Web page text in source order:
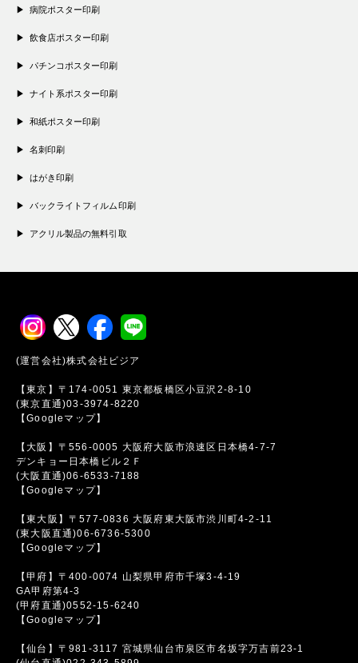
病院ポスター印刷
飲食店ポスター印刷
パチンコポスター印刷
ナイト系ポスター印刷
和紙ポスター印刷
名刺印刷
はがき印刷
バックライトフィルム印刷
アクリル製品の無料引取
(運営会社)株式会社ビジア
【東京】〒174-0051 東京都板橋区小豆沢2-8-10
(東京直通)03-3974-8220
【Googleマップ】
【大阪】〒556-0005 大阪府大阪市浪速区日本橋4-7-7
デンキョー日本橋ビル２Ｆ
(大阪直通)06-6533-7188
【Googleマップ】
【東大阪】〒577-0836 大阪府東大阪市渋川町4-2-11
(東大阪直通)06-6736-5300
【Googleマップ】
【甲府】〒400-0074 山梨県甲府市千塚3-4-19
GA甲府第4-3
(甲府直通)0552-15-6240
【Googleマップ】
【仙台】〒981-3117 宮城県仙台市泉区市名坂字万吉前23-1